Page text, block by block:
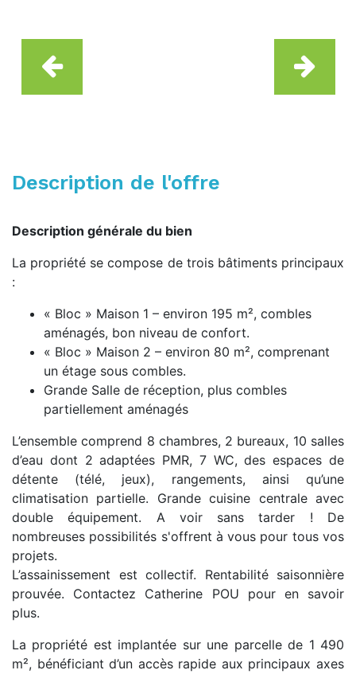
Description de l'offre
Description générale du bien
La propriété se compose de trois bâtiments principaux
:
« Bloc » Maison 1 – environ 195 m², combles
aménagés, bon niveau de confort.
« Bloc » Maison 2 – environ 80 m², comprenant
un étage sous combles.
Grande Salle de réception, plus combles
partiellement aménagés
L’ensemble comprend 8 chambres, 2 bureaux, 10 salles
d’eau dont 2 adaptées PMR, 7 WC, des espaces de
détente (télé, jeux), rangements, ainsi qu’une
climatisation partielle. Grande cuisine centrale avec
double équipement. A voir sans tarder ! De
nombreuses possibilités s'offrent à vous pour tous vos
projets.
L’assainissement est collectif. Rentabilité saisonnière
prouvée. Contactez Catherine POU pour en savoir
plus.
La propriété est implantée sur une parcelle de 1 490
m², bénéficiant d’un accès rapide aux principaux axes